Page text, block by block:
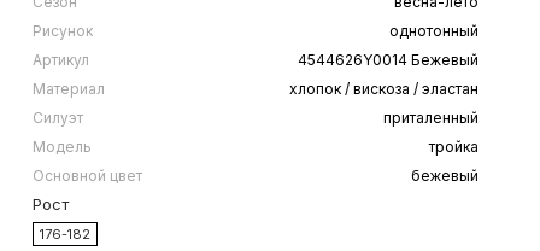
Рисунок
однотонный
Артикул
4544626Y0014 Бежевый
Материал
хлопок / вискоза / эластан
Силуэт
приталенный
Модель
тройка
Основной цвет
бежевый
Рост
176-182